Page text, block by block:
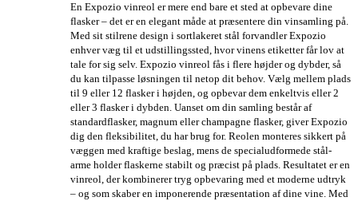
En Expozio vinreol er mere end bare et sted at opbevare dine
flasker – det er en elegant måde at præsentere din vinsamling på.
Med sit stilrene design i sortlakeret stål forvandler Expozio
enhver væg til et udstillingssted, hvor vinens etiketter får lov at
tale for sig selv. Expozio vinreol fås i flere højder og dybder, så
du kan tilpasse løsningen til netop dit behov. Vælg mellem plads
til 9 eller 12 flasker i højden, og opbevar dem enkeltvis eller 2
eller 3 flasker i dybden. Uanset om din samling består af
standardflasker, magnum eller champagne flasker, giver Expozio
dig den fleksibilitet, du har brug for. Reolen monteres sikkert på
væggen med kraftige beslag, mens de specialudformede stål-
arme holder flaskerne stabilt og præcist på plads. Resultatet er en
vinreol, der kombinerer tryg opbevaring med et moderne udtryk
– og som skaber en imponerende præsentation af dine vine. Med